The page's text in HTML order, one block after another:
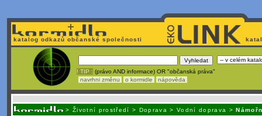
katalog odkazů občanské společnosti
! TIP : (právo AND informace) OR "občanská práva"
navrhni změnu
o kormidle nápověda
> Životní prostředí > Doprava >Vodní doprava >